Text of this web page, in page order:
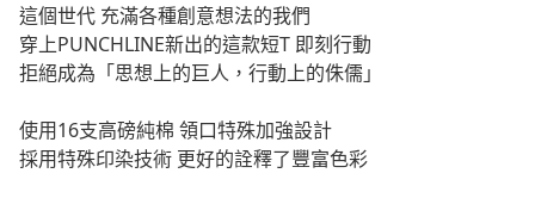
這個世代 充滿各種創意想法的我們
穿上PUNCHLINE新出的這款短T 即刻行動
拒絕成為「思想上的巨人，行動上的侏儒」
使用16支高磅純棉 領口特殊加強設計
採用特殊印染技術 更好的詮釋了豐富色彩